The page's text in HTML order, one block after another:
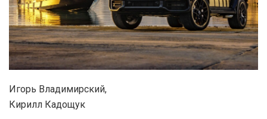
Игорь Владимирский,
Кирилл Кадощук